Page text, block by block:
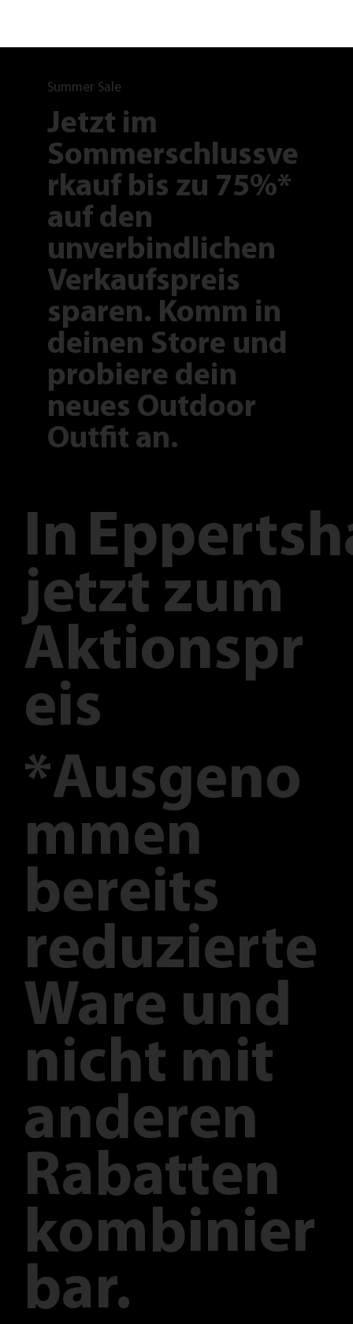
jetzt zum
Aktionspr
eis
In
*Ausgeno
mmen
bereits
reduzierte
Ware und
nicht mit
anderen
Rabatten
kombinier
bar.
Jetzt im
Sommerschlussve
rkauf bis zu 75%*
auf den
unverbindlichen
Verkaufspreis
sparen. Komm in
deinen Store und
probiere dein
neues Outdoor
Outfit an.
Summer Sale